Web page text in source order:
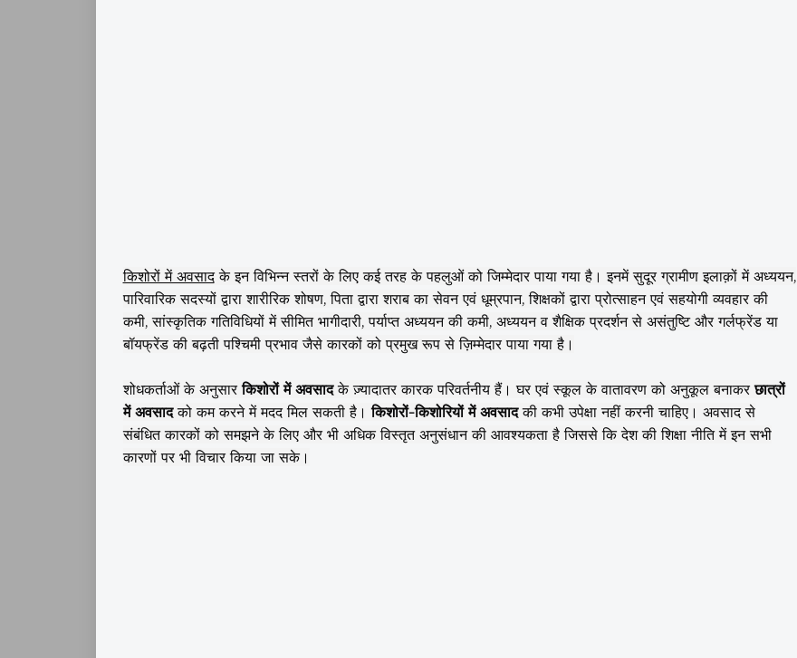
किशोरों में अवसादके इन विभिन्न स्तरों के लिए कई तरह के पहलुओं को जिम्मेदार पाया गया है। इनमें सुदूर ग्रामीण इलाक़ों में अध्ययन,
पारिवारिक सदस्यों द्वारा शारीरिक शोषण, पिता द्वारा शराब का सेवन एवं धूम्रपान, शिक्षकों द्वारा प्रोत्साहन एवं सहयोगी व्यवहार की
कमी,सांस्कृतिक गतिविधियों में सीमित भागीदारी,पर्याप्त अध्ययन की कमी, अध्ययन व शैक्षिक प्रदर्शन से असंतुष्टि और गर्लफ्रेंड या
बॉयफ्रेंड की बढ़ती पश्चिमी प्रभाव जैसे कारकों को प्रमुख रूप से ज़िम्मेदार पाया गया है।
शोधकर्ताओं के अनुसारकिशोरों में अवसादके ज़्यादातर कारक परिवर्तनीय हैं। घर एवं स्कूल के वातावरण को अनुकूल बनाकरछात्रों
में अवसादको कम करने में मदद मिल सकती है।किशोरों-किशोरियों में अवसादकी कभी उपेक्षा नहीं करनी चाहिए। अवसाद से
संबंधित कारकों को समझने के लिए और भी अधिक विस्तृत अनुसंधान की आवश्यकता है जिससे कि देश की शिक्षा नीति में इन सभी
कारणों परभी विचार किया जा सके।